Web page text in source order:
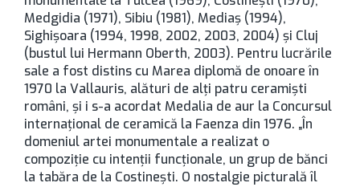
Medgidia (1971), Sibiu (1981), Mediaș (1994),
Sighișoara (1994, 1998, 2002, 2003, 2004) și Cluj
(bustul lui Hermann Oberth, 2003). Pentru lucrările
sale a fost distins cu Marea diplomă de onoare în
1970 la Vallauris, alături de alți patru ceramiști
români, și i s-a acordat Medalia de aur la Concursul
internațional de ceramică la Faenza din 1976. „În
domeniul artei monumentale a realizat o
compoziţie cu intenţii funcţionale, un grup de bănci
la tabăra de la Costineşti. O nostalgie picturală îl